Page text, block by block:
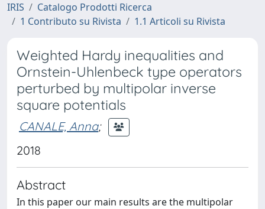
IRIS
Catalogo Prodotti Ricerca
1 Contributo su Rivista
1.1 Articoli su Rivista
Weighted Hardy inequalities and
Ornstein-Uhlenbeck type operators
perturbed by multipolar inverse
square potentials
CANALE, Anna;
2018
Abstract
In this paper our main results are the multipolar